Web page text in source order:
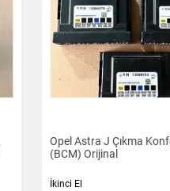
Opel Astra J Çıkma
(BCM) Orijinal
İkinci El